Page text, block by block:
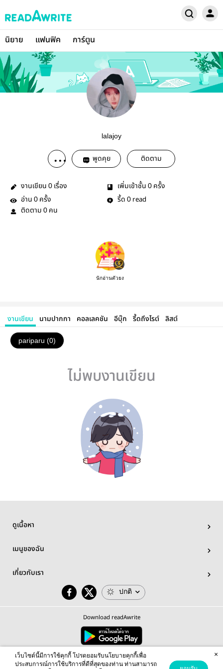
นิยาย แฟนฟิค การ์ตูน
lalajoy
พูดคุย ติดตาม
งานเขียน 0 เรื่อง เพิ่มเข้าชั้น 0 ครั้ง
อ่าน 0 ครั้ง รี้ด 0 read
ติดตาม 0 คน
นักอ่านตัวยง
งานเขียน นามปากกา คอลเลคชัน อีบุ๊ก รี้ดถึงไรต์ ลิสต์
pariparu (0)
ไม่พบงานเขียน
ดูเนื้อหา
เมนูของฉัน
เกี่ยวกับเรา
ปกติ
Download readAwrite
© 2026 readAwrite.com by MEB Corporation Public Company Limited
This site is protected by reCAPTCHA and the Google Privacy Policy Terms of Serviceapply.
เว็บไซต์นี้มีการใช้คุกกี้ โปรดยอมรับนโยบายคุกกี้เพื่อ
ประสบการณ์การใช้บริการที่ดีที่สุดของท่าน ท่านสามารถ
×